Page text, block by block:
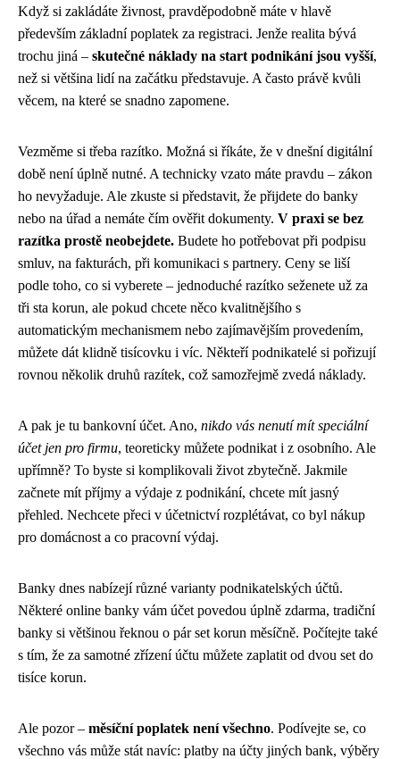
Když si zakládáte živnost, pravděpodobně máte v hlavě
především základní poplatek za registraci. Jenže realita bývá
trochu jiná – skutečné náklady na start podnikání jsou vyšší,
než si většina lidí na začátku představuje. A často právě kvůli
věcem, na které se snadno zapomene.
Vezměme si třeba razítko. Možná si říkáte, že v dnešní digitální
době není úplně nutné. A technicky vzato máte pravdu – zákon
ho nevyžaduje. Ale zkuste si představit, že přijdete do banky
nebo na úřad a nemáte čím ověřit dokumenty. V praxi se bez
razítka prostě neobejdete. Budete ho potřebovat při podpisu
smluv, na fakturách, při komunikaci s partnery. Ceny se liší
podle toho, co si vyberete – jednoduché razítko seženete už za
tři sta korun, ale pokud chcete něco kvalitnějšího s
automatickým mechanismem nebo zajímavějším provedením,
můžete dát klidně tisícovku i víc. Někteří podnikatelé si pořizují
rovnou několik druhů razítek, což samozřejmě zvedá náklady.
A pak je tu bankovní účet. Ano, nikdo vás nenutí mít speciální
účet jen pro firmu, teoreticky můžete podnikat i z osobního. Ale
upřímně? To byste si komplikovali život zbytečně. Jakmile
začnete mít příjmy a výdaje z podnikání, chcete mít jasný
přehled. Nechcete přeci v účetnictví rozplétávat, co byl nákup
pro domácnost a co pracovní výdaj.
Banky dnes nabízejí různé varianty podnikatelských účtů.
Některé online banky vám účet povedou úplně zdarma, tradiční
banky si většinou řeknou o pár set korun měsíčně. Počítejte také
s tím, že za samotné zřízení účtu můžete zaplatit od dvou set do
tisíce korun.
Ale pozor – měsíční poplatek není všechno. Podívejte se, co
všechno vás může stát navíc: platby na účty jiných bank, výběry